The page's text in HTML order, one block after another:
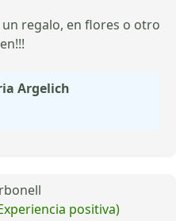
regalo, en flores o otro
Argelich
positiva)